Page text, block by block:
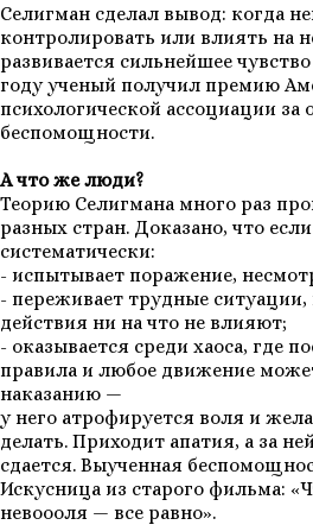
Селигман сделал вывод: когда
контролировать или влиять на
развивается сильнейшее
году ученый получил премию
психологической ассоциации
беспомощности.
А что же люди?
Теорию Селигмана много раз
разных стран. Доказано, что
систематически:
- испытывает поражение,
- переживает трудные ситуации,
действия ни на что не влияют;
- оказывается среди хаоса, где
правила и любое движение
наказанию —
у него атрофируется воля и
делать. Приходит апатия, а за
сдается. Выученная
Искусница из старого фильма:
невоооля — все равно».